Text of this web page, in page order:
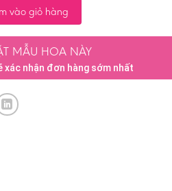
vào giỏ hàng
MẪU HOA NÀY
xác nhận đơn hàng sớm nhất